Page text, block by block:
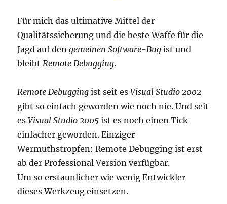
Für mich das ultimative Mittel der
Qualitätssicherung und die beste Waffe für die
Jagd auf dengemeinen Software-Bugist und
bleibtRemote Debugging.
Remote Debuggingist seit esVisual Studio 2002
gibt so einfach geworden wie noch nie. Und seit
esVisual Studio 2005ist es noch einen Tick
einfacher geworden. Einziger
Wermuthstropfen: Remote Debugging ist erst
ab der Professional Version verfügbar.
Um so erstaunlicher wie wenig Entwickler
dieses Werkzeug einsetzen.